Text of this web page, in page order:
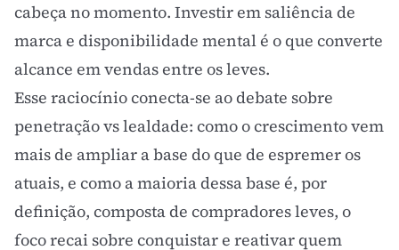
cabeça no momento. Investir em saliência de
marcae disponibilidade mentalé o que converte
alcance em vendas entre os leves.
Esse raciocínio conecta-se ao debate sobre
penetração vs lealdade: como o crescimento vem
mais de ampliar a base do que de espremer os
atuais, e como a maioria dessa base é, por
definição, composta de compradores leves, o
foco recai sobre conquistar e reativar quem